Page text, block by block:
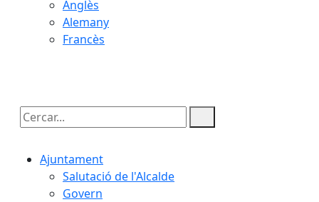
Anglès
Alemany
Francès
Cercar:
Ajuntament
Salutació de l'Alcalde
Govern